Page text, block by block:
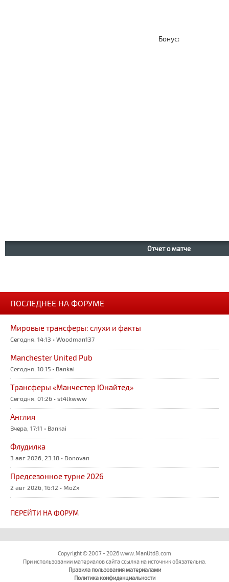
Бонус:
Отчет о матче
ПОСЛЕДНЕЕ НА ФОРУМЕ
Мировые трансферы: слухи и факты
Сегодня, 14:13 • Woodman137
Manchester United Pub
Сегодня, 10:15 • Bankai
Трансферы «Манчестер Юнайтед»
Сегодня, 01:26 • st4lkwww
Англия
Вчера, 17:11 • Bankai
Флудилка
3 авг 2026, 23:18 • Donovan
Предсезонное турне 2026
2 авг 2026, 16:12 • MoZx
ПЕРЕЙТИ НА ФОРУМ
Copyright © 2007 - 2026 www.ManUtd8.com
При использовании материалов сайта ссылка на источник обязательна.
Правила пользования материалами
Политика конфиденциальности